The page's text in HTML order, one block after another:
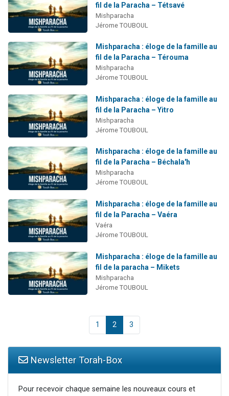
fil de la Paracha – Tétsavé
Mishparacha
Jérome TOUBOUL
Mishparacha : éloge de la famille au
fil de la Paracha – Térouma
Mishparacha
Jérome TOUBOUL
Mishparacha : éloge de la famille au
fil de la Paracha – Yitro
Mishparacha
Jérome TOUBOUL
Mishparacha : éloge de la famille au
fil de la Paracha – Béchala'h
Mishparacha
Jérome TOUBOUL
Mishparacha : éloge de la famille au
fil de la Paracha – Vaéra
Vaéra
Jérome TOUBOUL
Mishparacha : éloge de la famille au
fil de la paracha – Mikets
Mishparacha
Jérome TOUBOUL
1 2 3
Newsletter Torah-Box
Pour recevoir chaque semaine les nouveaux cours et